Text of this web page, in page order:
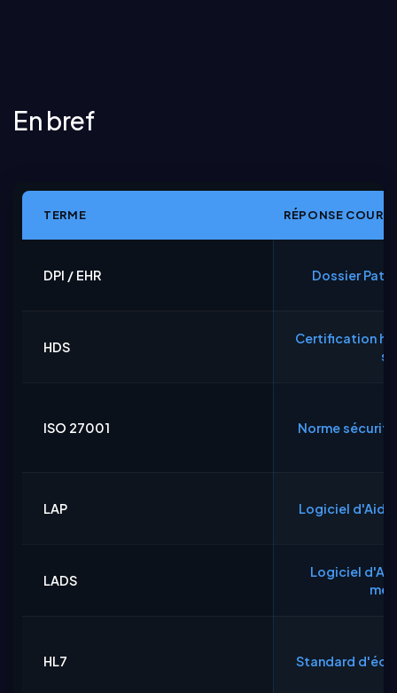
En bref
TERME RÉPONSE
DPI / EHR Dossier
HDS
Certification
ISO 27001 Norme
LAP Logiciel d'Aide
LADS
Logiciel
HL7 Standard